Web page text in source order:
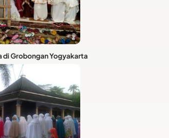
di Grobongan Yogyakarta